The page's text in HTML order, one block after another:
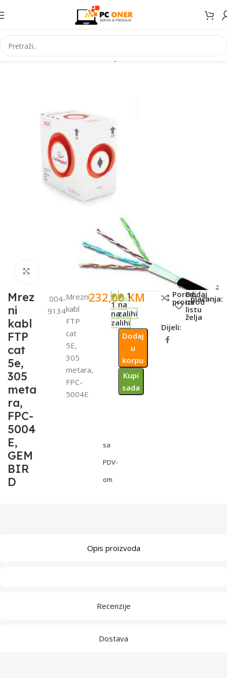
Početna Informatika Mrežna oprema Mrežni kablovi
Click to enlarge
Mrez
ni
kabl
FTP
cat
5e,
305
meta
ra,
FPC-
5004
E,
GEM
BIR
D
004-
9134
Mrezni
kabl
FTP
cat
5E,
305
metara,
FPC-
5004E
232,00KM
sa
PDV-
om
1
na
zalihi
1
na
zalihi
Dodaj
u
korpu
Kupi
sada
Poredi
proizvod
Dodaj
na
listu
želja
Dijeli:
Metode
plaćanja:
Opis proizvoda
Recenzije
Dostava